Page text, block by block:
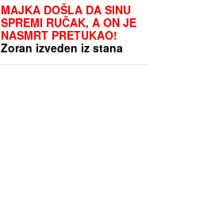
MAJKA DOŠLA DA SINU
SPREMI RUČAK, A ON JE
NASMRT PRETUKAO!
Zoran izveden iz stana